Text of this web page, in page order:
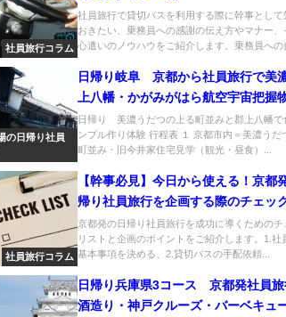
社員旅行コラム
社員旅行で貸切バスを利用する際に幹事として
おきたい、乗務員への感謝の伝え方やマナー、
心遣いのノウハウをご紹介します。乗務員への
の日帰り社員
日帰り岐阜 京都から社員旅行で美
上八幡・かがみがはら航空宇宙把握
関刃物など2コース
日帰り 美濃うだつの上る町並みと郡上八幡で
ンプル作り体験 行程表 １ 京都市内＝美濃うだ
町並み・旧今井家住宅見学（観光・昼食）...
社員旅行コラム
【幹事必見】今日から使える！京都
帰り社員旅行を企画する際のチェッ
ト
京都発の日帰り社員旅行を成功に導くためのチ
リストと企画のポイントをご紹介します。1.社
基本事項を決める、2.貸切バスの手配依頼...
日帰り兵庫県3コース 京都発社員旅
酒造り・神戸クルーズ・バーベキュ